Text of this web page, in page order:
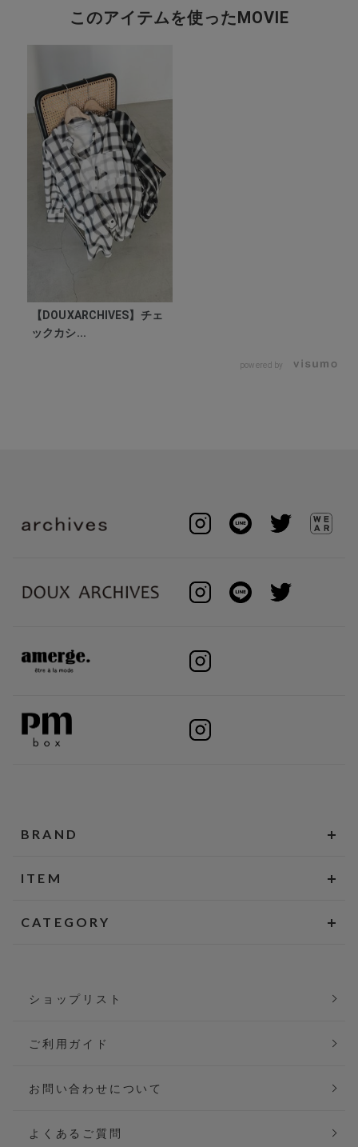
このアイテムを使ったMOVIE
【DOUXARCHIVES】チェ
ックカシ...
powered by
BRAND
ITEM
CATEGORY
ショップリスト
ご利用ガイド
お問い合わせについて
よくあるご質問